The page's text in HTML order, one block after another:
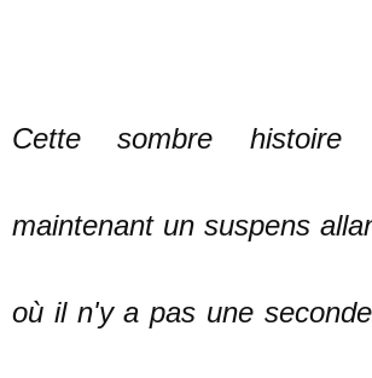
Cette sombre histoire
maintenant un suspens
où il n'y a pas une